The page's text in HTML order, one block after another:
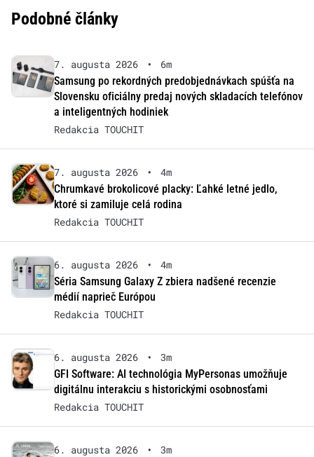
Podobné články
7. augusta 2026 •
6m
Samsung po rekordných predobjednávkach spúšťa na
Slovensku oficiálny predaj nových skladacích telefónov
a inteligentných hodiniek
Redakcia TOUCHIT
7. augusta 2026 •
4m
Chrumkavé brokolicové placky: Ľahké letné jedlo,
ktoré si zamiluje celá rodina
Redakcia TOUCHIT
6. augusta 2026 •
4m
Séria Samsung Galaxy Z zbiera nadšené recenzie
médií naprieč Európou
Redakcia TOUCHIT
6. augusta 2026 •
3m
GFI Software: AI technológia MyPersonas umožňuje
digitálnu interakciu s historickými osobnosťami
Redakcia TOUCHIT
6. augusta 2026 •
3m